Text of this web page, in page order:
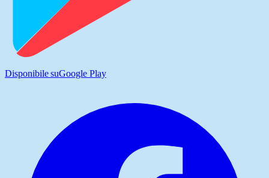
Disponibile suGoogle Play